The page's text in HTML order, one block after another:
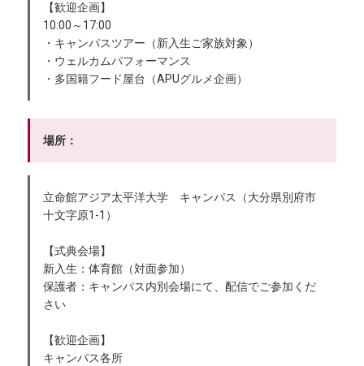
【歓迎企画】
10:00～17:00
・キャンパスツアー（新入生ご家族対象）
・ウェルカムパフォーマンス
・多国籍フード屋台（APUグルメ企画）
場所：
立命館アジア太平洋大学 キャンパス（大分県別府市
十文字原1-1）
【式典会場】
新入生：体育館（対面参加）
保護者：キャンパス内別会場にて、配信でご参加くだ
さい
【歓迎企画】
キャンパス各所